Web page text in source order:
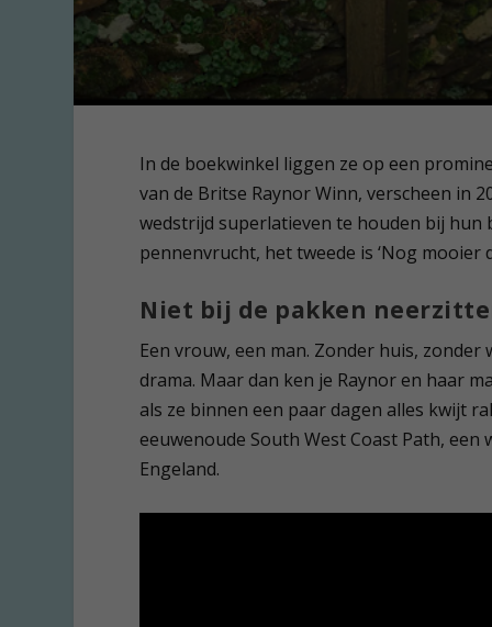
In de boekwinkel liggen ze op een
van de Britse Raynor Winn, verscheen in
wedstrijd superlatieven te houden bij hun
pennenvrucht, het tweede is ‘Nog mooier
Niet bij de pakken
Een vrouw, een man. Zonder huis,
drama. Maar dan ken je Raynor en haar
als ze binnen een paar dagen alles kwijt
eeuwenoude South West Coast Path,
Engeland.